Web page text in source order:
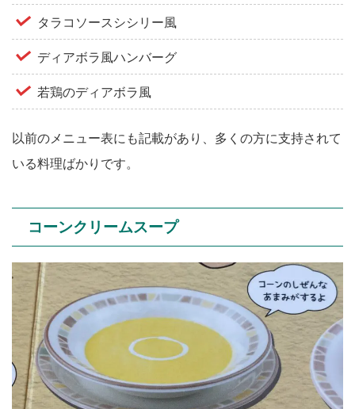
タラコソースシシリー風
ディアボラ風ハンバーグ
若鶏のディアボラ風
以前のメニュー表にも記載があり、多くの方に支持されて
いる料理ばかりです。
コーンクリームスープ